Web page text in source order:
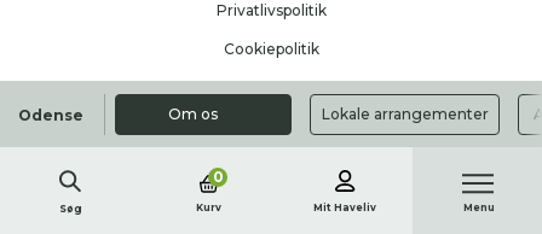
Søg
0
Kurv Mit Haveliv Menu
Odense Lokale arrangementer
Om os
Privatlivspolitik
Cookiepolitik